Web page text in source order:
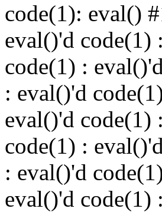
code(1): eval()
eval()'d code(1)
code(1) :
: eval()'d
eval()'d code(1)
code(1) :
: eval()'d
eval()'d code(1)